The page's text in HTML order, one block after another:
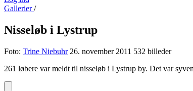
Gallerier/
Nisseløb i Lystrup
Foto: Trine Niebuhr 26. november 2011 532 billeder
261 løbere var meldt til nisseløb i Lystrup by. Det var